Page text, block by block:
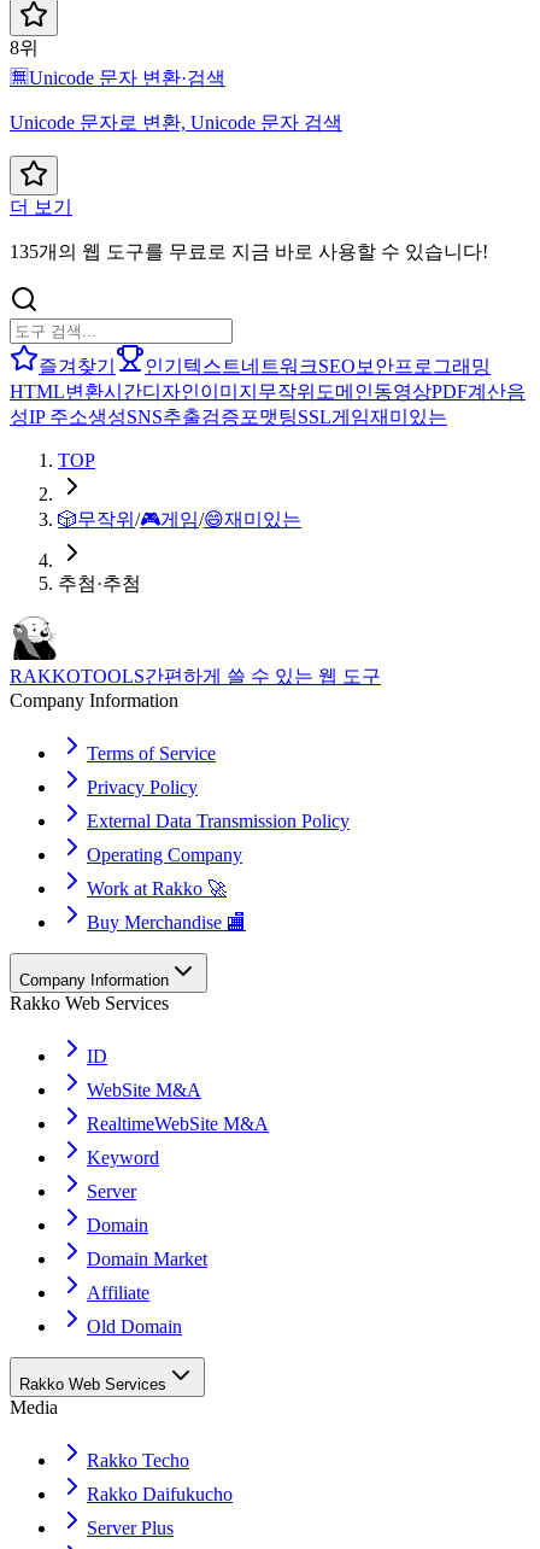
8위
🈚Unicode 문자 변환·검색
Unicode 문자로 변환, Unicode 문자 검색
더 보기
135개의 웹 도구를 무료로 지금 바로 사용할 수 있습니다!
즐겨찾기 인기 텍스트네트워크SEO 보안프로그래밍
HTML변환시간디자인이미지 무작위 도메인동영상PDF계산음
성IP 주소생성SNS추출검증포맷팅SSL게임재미있는
TOP
🎲무작위 /🎮게임/😄재미있는
추첨·추첨
RAKKOTOOLS간편하게 쓸 수 있는 웹 도구
Company Information
Terms of Service
Privacy Policy
External Data Transmission Policy
Operating Company
Work at Rakko 🚀
Buy Merchandise 🏬
Company Information
Rakko Web Services
ID
WebSite M&A
RealtimeWebSite M&A
Keyword
Server
Domain
Domain Market
Affiliate
Old Domain
Rakko Web Services
Media
Rakko Techo
Rakko Daifukucho
Server Plus